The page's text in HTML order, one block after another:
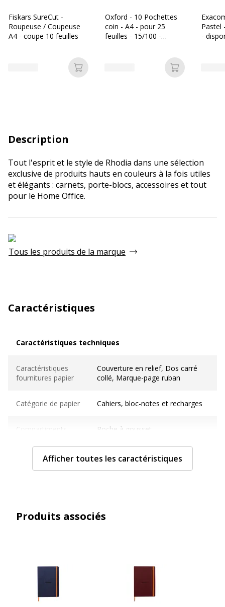
Fiskars SureCut -
Roupeuse / Coupeuse
A4 - coupe 10 feuilles
Ajouter au panier
Oxford - 10 Pochettes
coin - A4 - pour 25
feuilles - 15/100 -
Ajouter au
Pastel
-
Description
Tout l'esprit et le style de Rhodia dans une sélection
exclusive de produits hauts en couleurs à la fois utiles
et élégants : carnets, porte-blocs, accessoires et tout
pour le Home Office.
Tous les produits de la marque
Caractéristiques
Caractéristiques techniques
Caractéristiques
fournitures papier
Couverture en relief, Dos carré
collé, Marque-page ruban
Catégorie de papier Cahiers, bloc-notes et recharges
Compartiments Poche à gousset
Couleur(s) du
Ivoire
Grammage 90 g/m2
couverture
Polyuréthane (PU), Similicuir
Afficher toutes les caractéristiques
Produits associés